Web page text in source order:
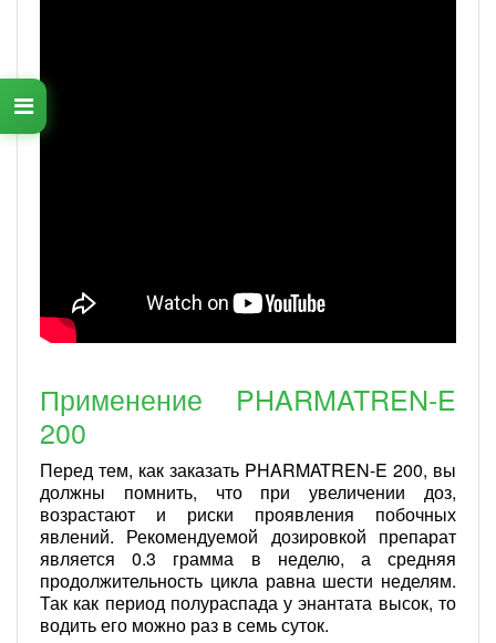
Применение PHARMATREN-E
200
Перед тем, как заказать PHARMATREN-E 200, вы
должны помнить, что при увеличении доз,
возрастают и риски проявления побочных
явлений. Рекомендуемой дозировкой препарат
является 0.3 грамма в неделю, а средняя
продолжительность цикла равна шести неделям.
Так как период полураспада у энантата высок, то
водить его можно раз в семь суток.